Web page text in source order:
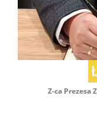
Z-ca Prezesa